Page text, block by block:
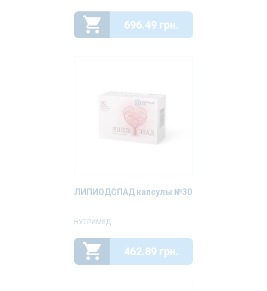
696.49 грн.
ЛИПИОДСПАД капсулы №30
НУТРИМЕД
462.89 грн.